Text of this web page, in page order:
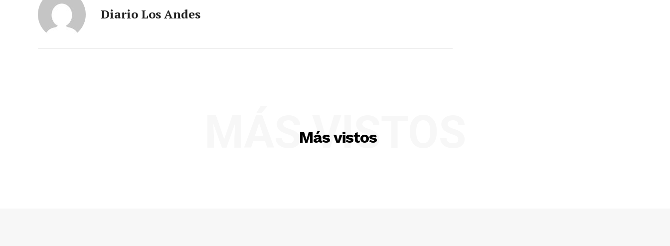
Diario Los Andes
Más vistos
MÁS VISTOS